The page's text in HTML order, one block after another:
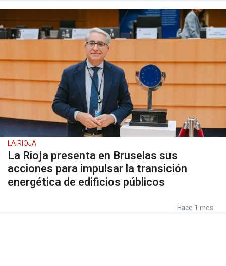
LA RIOJA
La Rioja presenta en Bruselas sus
acciones para impulsar la transición
energética de edificios públicos
Hace 1 mes